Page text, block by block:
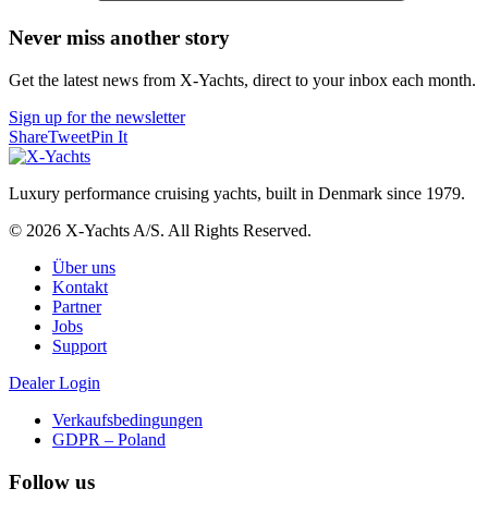
Never miss another story
Get the latest news from X-Yachts, direct to your inbox each month.
Sign up for the newsletter
ShareTweetPin It
Luxury performance cruising yachts, built in Denmark since 1979.
© 2026 X-Yachts A/S. All Rights Reserved.
Über uns
Kontakt
Partner
Jobs
Support
Dealer Login
Verkaufsbedingungen
GDPR – Poland
Follow us